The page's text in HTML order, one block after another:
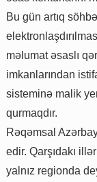
Bu gün artıq
məlumat əsaslı
imkanlarından
sisteminə malik
qurmaqdır.
Rəqəmsal
edir. Qarşıdakı
yalnız regionda